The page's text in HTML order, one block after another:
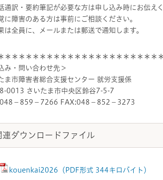
通訳・要約筆記が必要な方は申し込み時にお伝えく
に障害のある方は事前にご相談ください。
は全員に、メールまたは郵送で通知します。
＊＊＊＊＊＊＊＊＊＊＊＊＊＊＊＊＊＊＊＊＊＊
み・問い合わせ先＞
ま市障害者総合支援センター 就労支援係
0013 さいたま市中央区鈴谷7-5-7
－859－7266 FAX:048－852－3273
連ダウンロードファイル
kouenkai2026（PDF形式 344キロバイト）